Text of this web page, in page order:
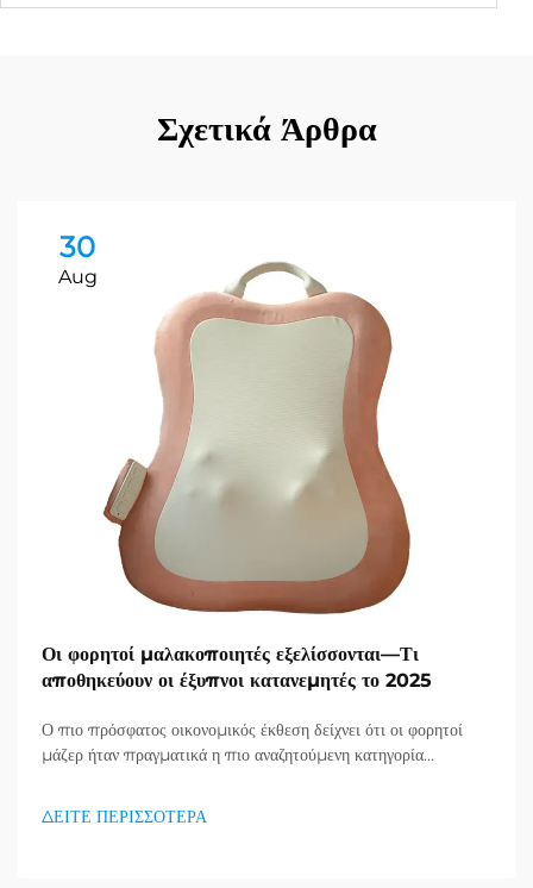
Σχετικά Άρθρα
30
Aug
Οι φορητοί μαλακοποιητές εξελίσσονται—Τι
αποθηκεύουν οι έξυπνοι κατανεμητές το 2025
Ο πιο πρόσφατος οικονομικός έκθεση δείχνει ότι οι φορητοί
μάζερ ήταν πραγματικά η πιο αναζητούμενη κατηγορία
διανομείς το έχουν ήδη κατανοήσει...
ΔΕΙΤΕ ΠΕΡΙΣΣΟΤΕΡΑ